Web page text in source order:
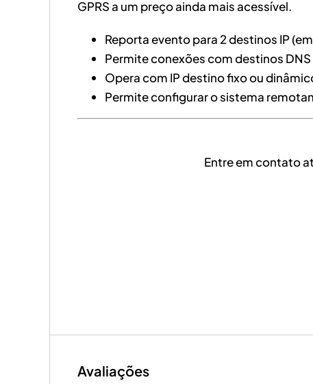
GPRS a um preço ainda mais acessível.
Reporta evento para 2 destinos IP
Permite conexões com destinos DNS
Opera com IP destino fixo ou
Permite configurar o sistema
Entre em contato
Avaliações